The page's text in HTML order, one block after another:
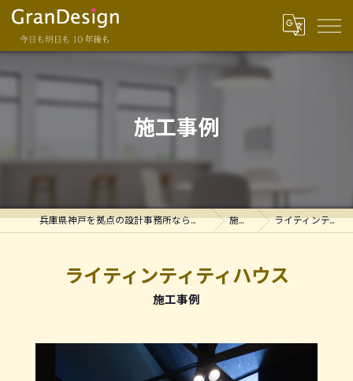
施工事例
兵庫県神戸を拠点の設計事務所ならグランデザイン一級建築士事務所 施工事例 ライティンティティハウス
施工事例
ライティンティティハウス